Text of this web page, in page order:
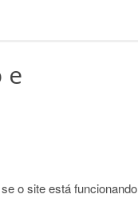
e
o site está funcionando